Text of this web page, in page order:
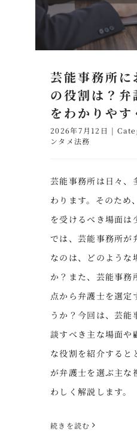
芸能事務所に
の役割は？弁
をわかりやす
2026年7月12日 |
ンタメ法務
芸能事務所は日々、
わります。そのため
を受けるべき場面は
では、芸能事務所が
なのは、どのような
か？また、芸能事務
点から弁護士を選定
うか？今回は、芸能
談すべき主な場面や
な役割を紹介すると
が弁護士を選ぶ主な
わしく解説します。
続きを読む